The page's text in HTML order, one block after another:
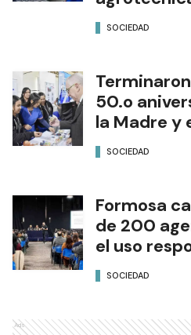
SOCIEDAD
50.o
la Madre y
SOCIEDAD
Formosa
de 200
el uso
SOCIEDAD
Ads